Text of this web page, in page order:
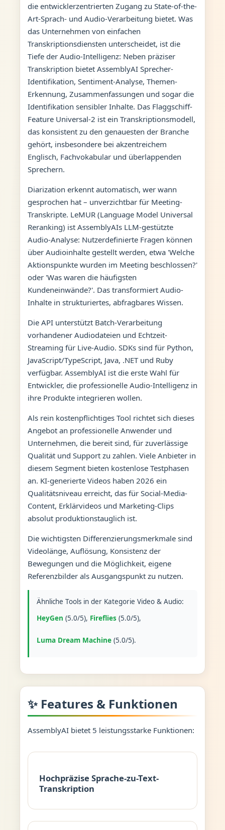
die entwicklerzentrierten Zugang zu State-of-the-
Art-Sprach- und Audio-Verarbeitung bietet. Was
das Unternehmen von einfachen
Transkriptionsdiensten unterscheidet, ist die
Tiefe der Audio-Intelligenz: Neben präziser
Transkription bietet AssemblyAI Sprecher-
Identifikation, Sentiment-Analyse, Themen-
Erkennung, Zusammenfassungen und sogar die
Identifikation sensibler Inhalte. Das Flaggschiff-
Feature Universal-2 ist ein Transkriptionsmodell,
das konsistent zu den genauesten der Branche
gehört, insbesondere bei akzentreichem
Englisch, Fachvokabular und überlappenden
Sprechern.
Diarization erkennt automatisch, wer wann
gesprochen hat – unverzichtbar für Meeting-
Transkripte. LeMUR (Language Model Universal
Reranking) ist AssemblyAIs LLM-gestützte
Audio-Analyse: Nutzerdefinierte Fragen können
über Audioinhalte gestellt werden, etwa 'Welche
Aktionspunkte wurden im Meeting beschlossen?'
oder 'Was waren die häufigsten
Kundeneinwände?'. Das transformiert Audio-
Inhalte in strukturiertes, abfragbares Wissen.
Die API unterstützt Batch-Verarbeitung
vorhandener Audiodateien und Echtzeit-
Streaming für Live-Audio. SDKs sind für Python,
JavaScript/TypeScript, Java, .NET und Ruby
verfügbar. AssemblyAI ist die erste Wahl für
Entwickler, die professionelle Audio-Intelligenz in
ihre Produkte integrieren wollen.
Als rein kostenpflichtiges Tool richtet sich dieses
Angebot an professionelle Anwender und
Unternehmen, die bereit sind, für zuverlässige
Qualität und Support zu zahlen. Viele Anbieter in
diesem Segment bieten kostenlose Testphasen
an. KI-generierte Videos haben 2026 ein
Qualitätsniveau erreicht, das für Social-Media-
Content, Erklärvideos und Marketing-Clips
absolut produktionstauglich ist.
Die wichtigsten Differenzierungsmerkmale sind
Videolänge, Auflösung, Konsistenz der
Bewegungen und die Möglichkeit, eigene
Referenzbilder als Ausgangspunkt zu nutzen.
Ähnliche Tools in der Kategorie Video & Audio:
HeyGen (5.0/5), Fireflies(5.0/5),
Luma Dream Machine(5.0/5).
✨ Features & Funktionen
AssemblyAI bietet 5 leistungsstarke Funktionen:
Hochpräzise Sprache-zu-Text-
Transkription